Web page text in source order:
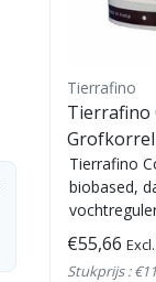
Tierrafino
Tierrafino
voor
leemstuc
Tierrafino
biobased,
basisleem,
€55,66
Stukprijs :